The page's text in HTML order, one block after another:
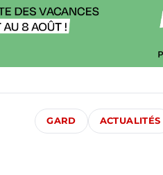
GARD ACTUALITÉS